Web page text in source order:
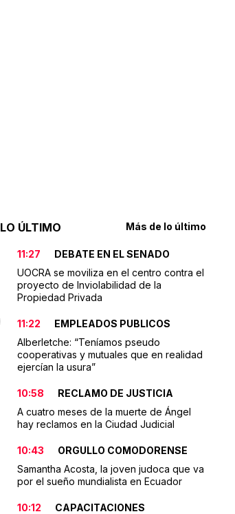
LO ÚLTIMO Más de lo último
11:27
DEBATE EN EL SENADO
UOCRA se moviliza en el centro contra el
proyecto de Inviolabilidad de la
Propiedad Privada
11:22
EMPLEADOS PUBLICOS
Alberletche: “Teníamos pseudo
cooperativas y mutuales que en realidad
ejercían la usura”
10:58
RECLAMO DE JUSTICIA
A cuatro meses de la muerte de Ángel
hay reclamos en la Ciudad Judicial
10:43
ORGULLO COMODORENSE
Samantha Acosta, la joven judoca que va
por el sueño mundialista en Ecuador
10:12
CAPACITACIONES